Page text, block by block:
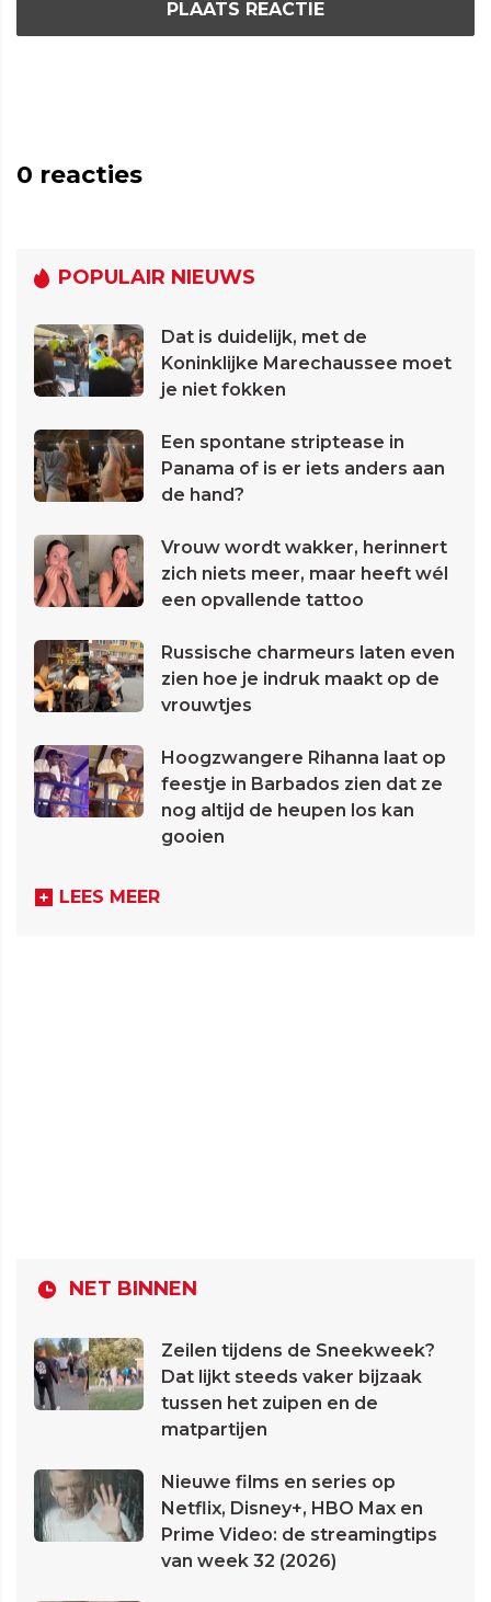
PLAATS REACTIE
0 reacties
POPULAIR NIEUWS
Dat is duidelijk, met de
Koninklijke Marechaussee moet
je niet fokken
Een spontane striptease in
Panama of is er iets anders aan
de hand?
Vrouw wordt wakker, herinnert
zich niets meer, maar heeft wél
een opvallende tattoo
Russische charmeurs laten even
zien hoe je indruk maakt op de
vrouwtjes
Hoogzwangere Rihanna laat op
feestje in Barbados zien dat ze
nog altijd de heupen los kan
gooien
LEES MEER
NET BINNEN
Zeilen tijdens de Sneekweek?
Dat lijkt steeds vaker bijzaak
tussen het zuipen en de
matpartijen
Nieuwe films en series op
Netflix, Disney+, HBO Max en
Prime Video: de streamingtips
van week 32 (2026)